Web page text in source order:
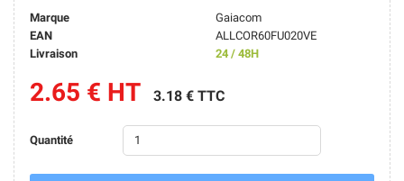
Marque
Gaiacom
EAN
ALLCOR60FU020VE
Livraison
24 / 48H
2.65 € HT 3.18 € TTC
Quantité